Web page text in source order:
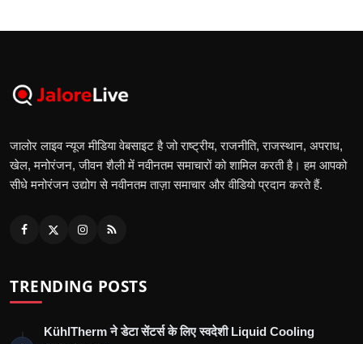
जालोर लाइव न्यूज मीडिया वेबसाइट है जो राष्ट्रीय, राजनीति, राजस्थान, अपराध,
खेल, मनोरंजन, जीवन शैली में नवीनतम समाचारों को शामिल करती है। हम आपको
सीधे मनोरंजन उद्योग से नवीनतम ताज़ा समाचार और वीडियो प्रदान करते हैं.
TRENDING POSTS
KühlTherm ने डेटा सेंटर्स के लिए स्वदेशी Liquid Cooling